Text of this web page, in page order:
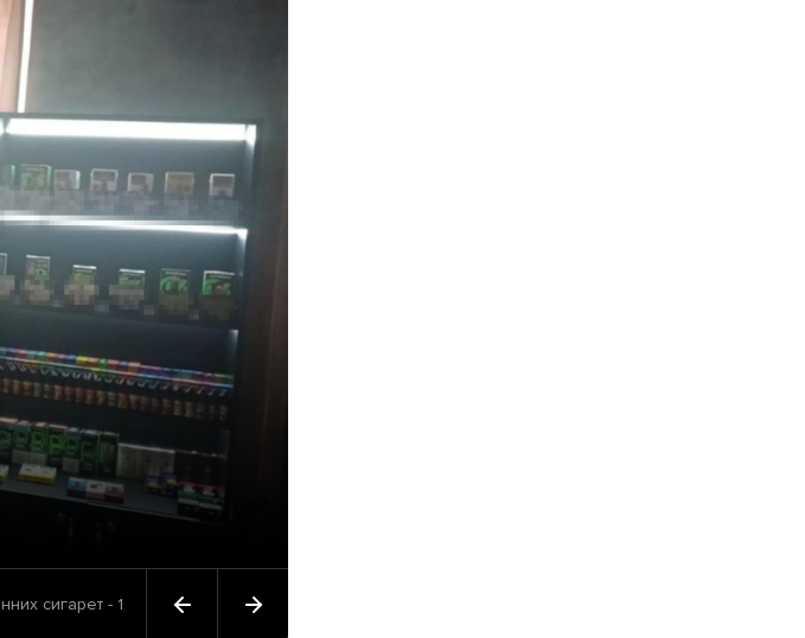
сигарет - 1